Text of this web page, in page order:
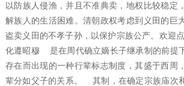
以防族人侵渔，并且不准典卖，地权比较稳定
解族人的生活困难。清朝政权考虑到义田的巨
盗卖义田的不孝子孙，以保护宗族公产。欢迎
化遵昭穆 是在周代确立嫡长子继承制的前提
存在而出现的一种行辈标志制度，其盛于西周
辈分如父子的关系。 其制，在确定宗族庙次